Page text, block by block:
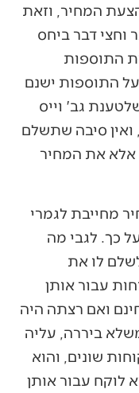
המחיר, וזאת
וחצי דבר ביחס
התוספות
על התוספות ישנם
גב' וייס
ואין סיבה שתשלם
אלא את המחיר
מחייבת לגמרי
כך. לגבי מה
לו את
עבור אותן
ואם רצתה היה
ביררה, עליה
שונים, והוא
לוקח עבור אותן